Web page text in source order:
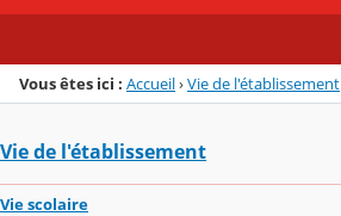
Vous êtes ici : Accueil›Vie de l'établissement
Vie de l'établissement
Vie scolaire